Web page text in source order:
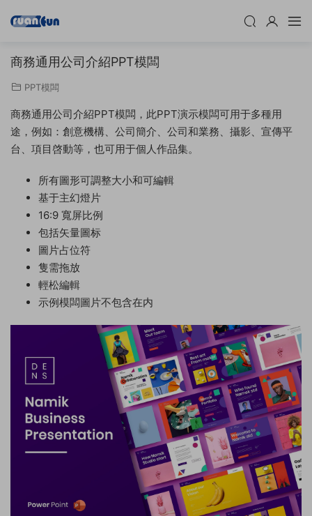
商務通用公司介紹PPT模闆
PPT模闆
商務通用公司介紹PPT模闆，此PPT演示模闆可用于多種用
途，例如：創意機構、公司簡介、公司和業務、攝影、宣傳平
台、項目啓動等，也可用于個人作品集。
所有圖形可調整大小和可編輯
基于主幻燈片
16:9 寬屏比例
包括矢量圖标
圖片占位符
隻需拖放
輕松編輯
示例模闆圖片不包含在内